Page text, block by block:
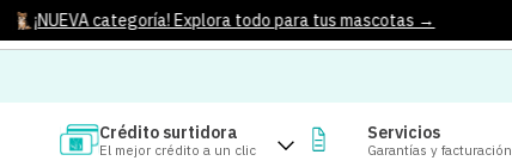
¡NUEVA categoría! Explora todo para tus mascotas →
Crédito surtidora
El mejor crédito a un clic
Servicios
Garantías y facturación